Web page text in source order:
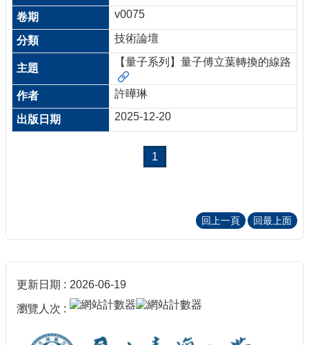
v0075
技術論壇
【量子系列】量子傅立葉轉換的線路
許曄琳
2025-12-20
1
回上一頁 回最上面
更新日期 2026-06-19
瀏覽人次